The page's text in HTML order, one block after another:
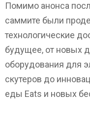
Помимо анонса
саммите были
технологические
будущее, от новых
оборудования для
скутеров до
еды Eats и новых